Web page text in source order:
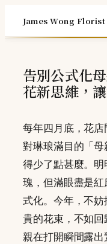
content
James Wong Florist
告別公式化
花新思維，
每年四月底，花
對琳琅滿目的「
得少了點甚麼。
瑰，但滿眼盡是
式化。今年，不
貴的花束，不如
親在打開瞬間露出